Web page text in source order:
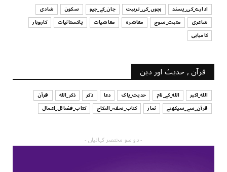
ادارے_کی_پسند بچوں_کی_تربیت جان_کے_جیو سکون
شادی
شاعری
مثبت_سوچ معاشرہ معاشیات پاکستانیات
کاروبار
کامیابی
قرآن , حدیث اور دین
الله_اکبر الله_کے_نام حدیث_پاک دعا ذکر ذکر_الله
قرآن
قرآن_سے_سیکھئے
نماز کتاب_تحفہ_النکاح کتاب_فضائل_اعمال
- دو سو مختصر کہانیاں -